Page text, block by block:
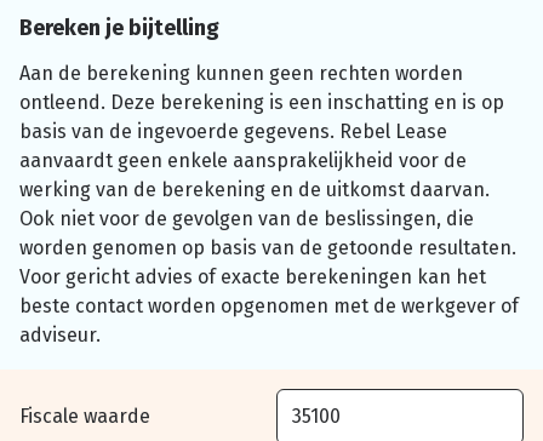
Bereken je bijtelling
Aan de berekening kunnen geen rechten worden
ontleend. Deze berekening is een inschatting en is op
basis van de ingevoerde gegevens. Rebel Lease
aanvaardt geen enkele aansprakelijkheid voor de
werking van de berekening en de uitkomst daarvan.
Ook niet voor de gevolgen van de beslissingen, die
worden genomen op basis van de getoonde resultaten.
Voor gericht advies of exacte berekeningen kan het
beste contact worden opgenomen met de werkgever of
adviseur.
Fiscale waarde